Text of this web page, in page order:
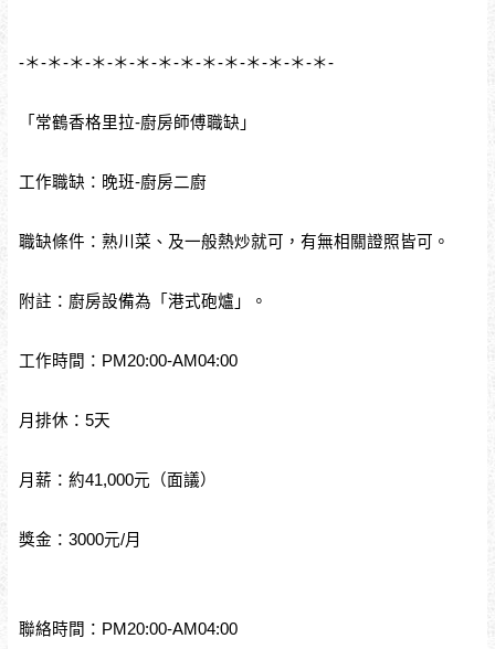
-＊-＊-＊-＊-＊-＊-＊-＊-＊-＊-＊-＊-＊-＊-
「常鶴香格里拉-廚房師傅職缺」
工作職缺：晚班-廚房二廚
職缺條件：熟川菜、及一般熱炒就可，有無相關證照皆可。
附註：廚房設備為「港式砲爐」。
工作時間：PM20:00-AM04:00
月排休：5天
月薪：約41,000元（面議）
獎金：3000元/月
聯絡時間：PM20:00-AM04:00